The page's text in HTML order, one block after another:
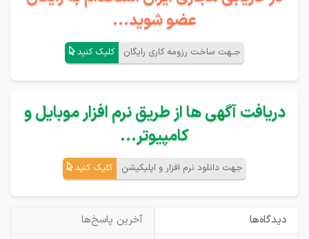
عضو شوید...
جـهت ساخت رزومه کاری رایگان کلیک کنید
دریافت آگهی ها از طریق نرم افزار موبایل و
کامپیوتر...
جهت دانلود نرم افزار و اپلیکیشن کلیک کنید
دیدگاه‌ها
آخرین پاسخ‌ها